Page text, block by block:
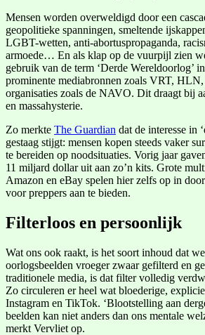
Mensen worden overweldigd door een
geopolitieke spanningen, smeltende
LGBT-wetten, anti-abortuspropaganda,
armoede… En als klap op de vuurpijl zien
gebruik van de term ‘Derde Wereldoorlog’
prominente mediabronnen zoals VRT,
organisaties zoals de NAVO. Dit draagt bij
en massahysterie.
Zo merkte The Guardian dat de interesse in
gestaag stijgt: mensen kopen steeds vaker
te bereiden op noodsituaties. Vorig jaar
11 miljard dollar uit aan zo’n kits. Grote
Amazon en eBay spelen hier zelfs op in
voor preppers aan te bieden.
Filterloos en persoonlijk
Wat ons ook raakt, is het soort inhoud dat
oorlogsbeelden vroeger zwaar gefilterd en
traditionele media, is dat filter volledig
Zo circuleren er heel wat bloederige,
Instagram en TikTok. ‘Blootstelling aan
beelden kan niet anders dan ons mentale
merkt Vervliet op.